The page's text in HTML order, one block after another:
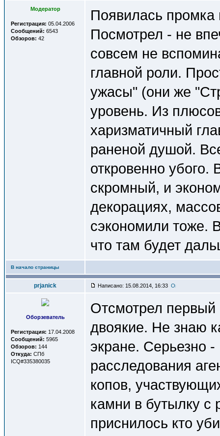
Модератор
Регистрация: 05.04.2006
Сообщений: 6543
Обзоров: 42
Появилась промка
Посмотрел - не
совсем не
главной роли.
ужасы" (они же
уровень. Из
харизматичный
раненой душой.
откровенно
скромный, и
декорациях,
сэкономили тоже.
что там будет
В начало страницы
prjanick Написано: 15.08.2014, 16:33
Оборзеватель
Регистрация: 17.04.2008
Сообщений: 5965
Обзоров: 144
Откуда: СПб
ICQ#335380035
Отсмотрел первый
двоякие. Не знаю
экране. Серьезно -
расследования
копов,
камни в бутылку с
приснилось кто